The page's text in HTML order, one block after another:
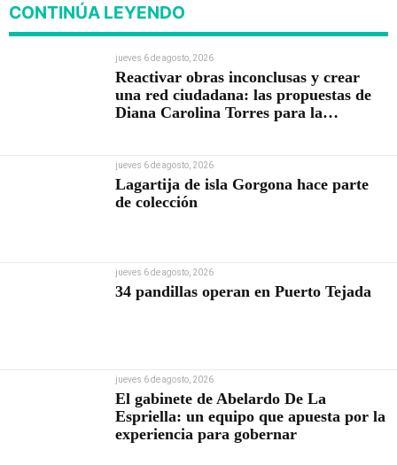
CONTINÚA LEYENDO
jueves 6 de agosto, 2026
Reactivar obras inconclusas y crear
una red ciudadana: las propuestas de
Diana Carolina Torres para la
jueves 6 de agosto, 2026
Lagartija de isla Gorgona hace parte
de colección
jueves 6 de agosto, 2026
34 pandillas operan en Puerto Tejada
jueves 6 de agosto, 2026
El gabinete de Abelardo De La
Espriella: un equipo que apuesta por la
experiencia para gobernar